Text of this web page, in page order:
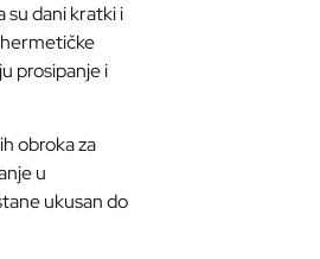
su dani kratki i
prosipanje i
obroka za
u
ukusan do